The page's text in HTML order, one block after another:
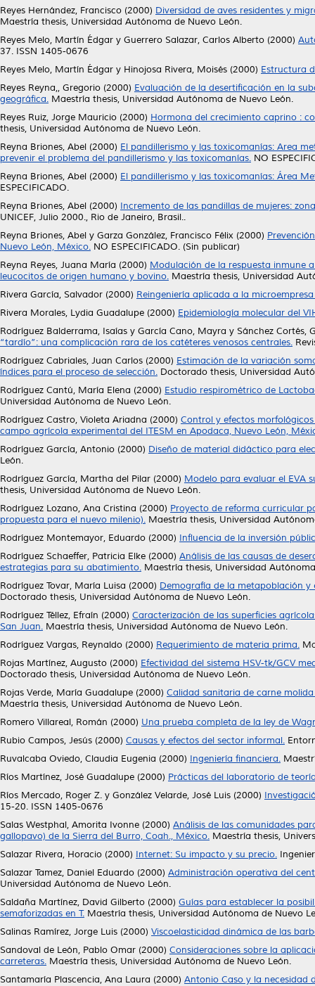
Reyes Hernández, Francisco (2000) Diversidad de aves residentes y
Maestría thesis, Universidad Autónoma de Nuevo León.
Reyes Melo, Martín Édgar y Guerrero Salazar, Carlos Alberto (2000)
37. ISSN 1405-0676
Reyes Melo, Martín Édgar y Hinojosa Rivera, Moisés (2000) Estructura
Reyes Reyna,, Gregorio (2000) Evaluación de la desertificación en la
geográfica. Maestría thesis, Universidad Autónoma de Nuevo León.
Reyes Ruiz, Jorge Mauricio (2000) Hormona del crecimiento caprino :
thesis, Universidad Autónoma de Nuevo León.
Reyna Briones, Abel (2000) El pandillerismo y las toxicomanías: Area
prevenir el problema del pandillerismo y las toxicomanías. NO
Reyna Briones, Abel (2000) El pandillerismo y las toxicomanías: Área
ESPECIFICADO.
Reyna Briones, Abel (2000) Incremento de las pandillas de mujeres:
UNICEF, Julio 2000., Rio de Janeiro, Brasil..
Reyna Briones, Abel y Garza González, Francisco Félix (2000)
Nuevo León, México. NO ESPECIFICADO. (Sin publicar)
Reyna Reyes, Juana María (2000) Modulación de la respuesta inmune
leucocitos de origen humano y bovino. Maestría thesis, Universidad
Rivera García, Salvador (2000) Reingeniería aplicada a la
Rivera Morales, Lydia Guadalupe (2000) Epidemiología molecular del
Rodríguez Balderrama, Isaías y García Cano, Mayra y Sánchez Cortés,
“tardío”: una complicación rara de los catéteres venosos centrales.
Rodríguez Cabriales, Juan Carlos (2000) Estimación de la variación
índices para el proceso de selección. Doctorado thesis, Universidad
Rodríguez Cantú, María Elena (2000) Estudio respirométrico de
Universidad Autónoma de Nuevo León.
Rodríguez Castro, Violeta Ariadna (2000) Control y efectos
campo agrícola experimental del ITESM en Apodaca, Nuevo León,
Rodríguez García, Antonio (2000) Diseño de material didáctico para
León.
Rodríguez García, Martha del Pilar (2000) Modelo para evaluar el EVA
thesis, Universidad Autónoma de Nuevo León.
Rodríguez Lozano, Ana Cristina (2000) Proyecto de reforma curricular
propuesta para el nuevo milenio). Maestría thesis, Universidad
Rodríguez Montemayor, Eduardo (2000) Influencia de la inversión
Rodríguez Schaeffer, Patricia Elke (2000) Análisis de las causas de
estrategias para su abatimiento. Maestría thesis, Universidad
Rodríguez Tovar, María Luisa (2000) Demografía de la metapoblación
Doctorado thesis, Universidad Autónoma de Nuevo León.
Rodríguez Téllez, Efraín (2000) Caracterización de las superficies
San Juan. Maestría thesis, Universidad Autónoma de Nuevo León.
Rodríguez Vargas, Reynaldo (2000) Requerimiento de materia prima.
Rojas Martínez, Augusto (2000) Efectividad del sistema HSV-tk/GCV
Doctorado thesis, Universidad Autónoma de Nuevo León.
Rojas Verde, María Guadalupe (2000) Calidad sanitaria de carne
Maestría thesis, Universidad Autónoma de Nuevo León.
Romero Villareal, Román (2000) Una prueba completa de la ley de
Rubio Campos, Jesús (2000) Causas y efectos del sector informal.
Ruvalcaba Oviedo, Claudia Eugenia (2000) Ingeniería financiera.
Ríos Martínez, José Guadalupe (2000) Prácticas del laboratorio de
Ríos Mercado, Roger Z. y González Velarde, José Luis (2000)
15-20. ISSN 1405-0676
Salas Westphal, Amorita Ivonne (2000) Análisis de las comunidades
gallopavo) de la Sierra del Burro, Coah., México. Maestría thesis,
Salazar Rivera, Horacio (2000) Internet: Su impacto y su precio.
Salazar Tamez, Daniel Eduardo (2000) Administración operativa del
Universidad Autónoma de Nuevo León.
Saldaña Martínez, David Gilberto (2000) Guías para establecer la
semaforizadas en T. Maestría thesis, Universidad Autónoma de Nuevo
Salinas Ramírez, Jorge Luis (2000) Viscoelasticidad dinámica de las
Sandoval de León, Pablo Omar (2000) Consideraciones sobre la
carreteras. Maestría thesis, Universidad Autónoma de Nuevo León.
Santamaría Plascencia, Ana Laura (2000) Antonio Caso y la necesidad